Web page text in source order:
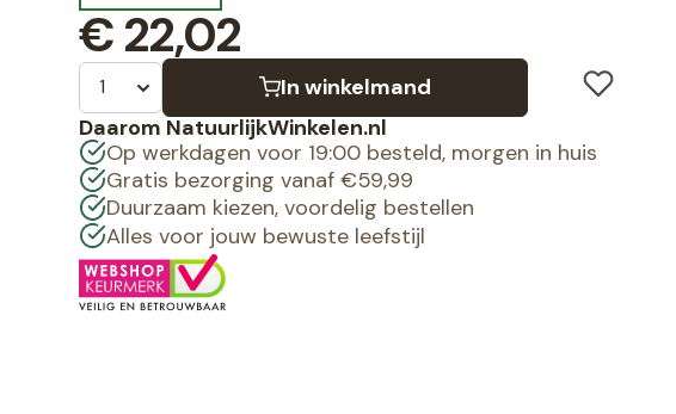
€22,02
In winkelmand
Daarom NatuurlijkWinkelen.nl
Op werkdagen voor 19:00 besteld, morgen in huis
Gratis bezorging vanaf €59,99
Duurzaam kiezen, voordelig bestellen
Alles voor jouw bewuste leefstijl